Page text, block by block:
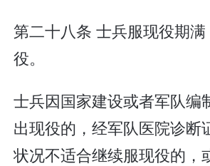
第二十八条 士兵服现役期
役。
士兵因国家建设或者军队编
出现役的，经军队医院诊断
状况不适合继续服现役的，